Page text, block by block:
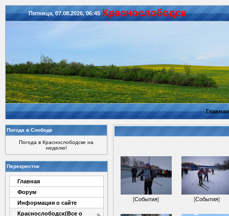
Пятница, 07.08.2026, 06:45 Красноcлободск
Главная
Погода в Слободе
Погода в Краснослободске на
неделю!
Перекресток
Главная
Форум
Информация о сайте
Краснослободск(Все о
[События] [События]